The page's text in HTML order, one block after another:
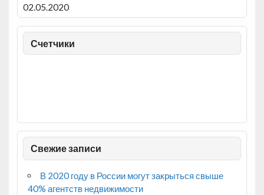
02.05.2020
Счетчики
Свежие записи
В 2020 году в России могут закрыться свыше
40% агентств недвижимости